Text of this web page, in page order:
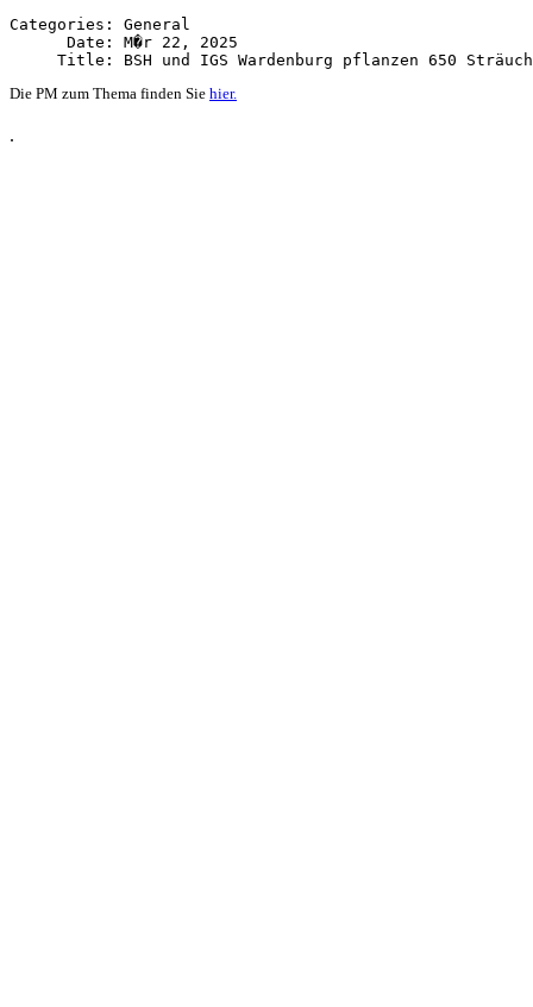
Categories: General
      Date: M�r 22, 2025
Die PM zum Thema finden Sie hier.
.